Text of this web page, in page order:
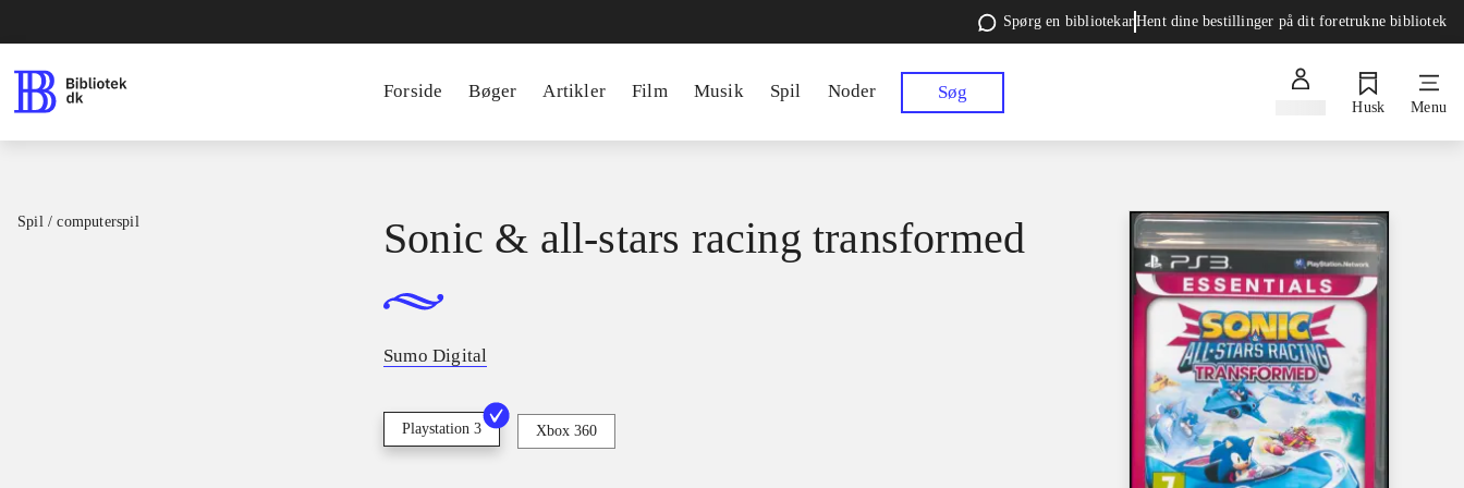
Spørg en bibliotekarHent dine bestillinger på dit foretrukne bibliotek
Forside Bøger Artikler Film Musik Spil Noder Søg
Husk Menu
Spil / computerspil Sonic & all-stars racing transformed
Sumo Digital
Playstation 3 Xbox 360